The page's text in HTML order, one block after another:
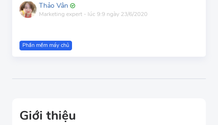
Thảo Vân
Marketing expert - lúc 9:9 ngày 23/6/2020
Phần mềm máy chủ
Giới thiệu